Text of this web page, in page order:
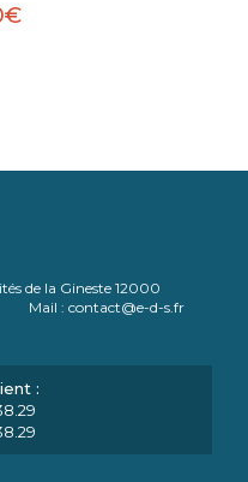
de la Gineste 12000
: contact@e-d-s.fr